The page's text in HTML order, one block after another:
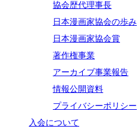
協会歴代理事長
日本漫画家協会の歩み
日本漫画家協会賞
著作権事業
アーカイブ事業報告
情報公開資料
プライバシーポリシー
入会について